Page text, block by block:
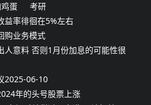
蛋
考研
益率徘徊在5%左右
购业务模式
人意料 否则1月份加息的可能性很
2025-06-10
年的头号股票上涨